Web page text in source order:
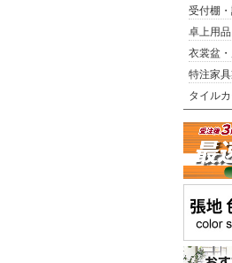
受付棚
卓上用品
衣裳盆
特注家
タイル